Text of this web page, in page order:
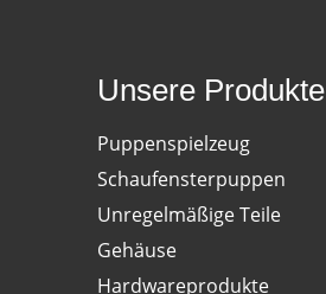
Unsere Produkte
Puppenspielzeug
Schaufensterpuppen
Unregelmäßige Teile
Gehäuse
Hardwareprodukte